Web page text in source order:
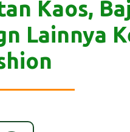
Kaos,
Lainnya